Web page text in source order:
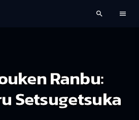
search menu
Ranbu:
Setsugetsuka